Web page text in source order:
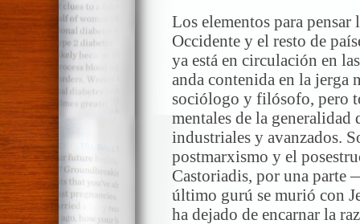
Los elementos para
Occidente y el resto de
ya está en circulación en
anda contenida en la jerga
sociólogo y filósofo, pero
mentales de la generalidad
industriales y avanzados.
postmarxismo y el
Castoriadis, por una parte
último gurú se murió con
ha dejado de encarnar la